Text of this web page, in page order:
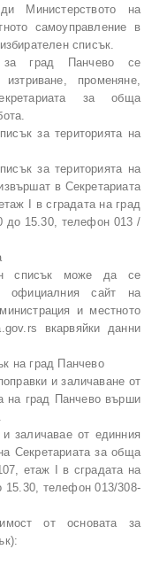
Министерството на
самоуправление в
списък.
за град Панчево се
променяне,
за обща
за територията на
за територията на
в Секретариата
I в сградата на град
до 15.30, телефон 013 /
списък може да се
официалния сайт на
и местното
вкарвяйки данни
на град Панчево
и заличаване от
на град Панчево върши
заличавае от единния
Секретариата за обща
етаж I в сградата на
15.30, телефон 013/308-
от основата за